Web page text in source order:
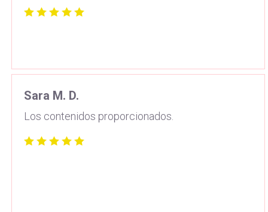
Sara M. D.
Los contenidos proporcionados.